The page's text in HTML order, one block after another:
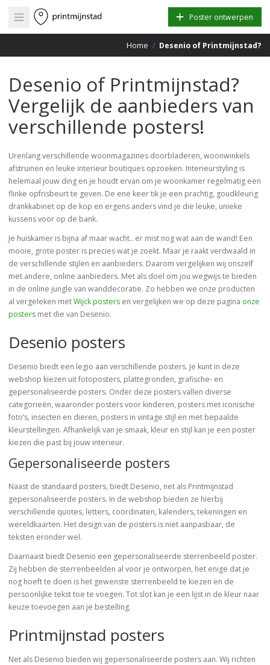
Open main menu Poster ontwerpen
Home / Desenio of Printmijnstad?
Desenio of Printmijnstad?
Vergelijk de aanbieders van
verschillende posters!
Urenlang verschillende woonmagazines doorbladeren, woonwinkels
afstruinen en leuke interieur boutiques opzoeken. Interieurstyling is
helemaal jouw ding en je houdt ervan om je woonkamer regelmatig een
flinke opfrisbeurt te geven. De ene keer tik je een prachtig, goudkleurig
drankkabinet op de kop en ergens anders vind je die leuke, unieke
kussens voor op de bank.
Je huiskamer is bijna af maar wacht.. er mist nog wat aan de wand! Een
mooie, grote poster is precies wat je zoekt. Maar je raakt verdwaald in
de verschillende stijlen en aanbieders. Daarom vergelijken wij onszelf
met andere, online aanbieders. Met als doel om jou wegwijs te bieden
in de online jungle van wanddecoratie. Zo hebben we onze producten
al vergeleken metWijck posters en vergelijken we op deze pagina onze
posters met die van Desenio.
Desenio posters
Desenio biedt een legio aan verschillende posters. Je kunt in deze
webshop kiezen uit fotoposters, plattegronden, grafische- en
gepersonaliseerde posters. Onder deze posters vallen diverse
categorieën, waaronder posters voor kinderen, posters met iconische
foto’s, insecten en dieren, posters in vintage stijl en met bepaalde
kleurstellingen. Afhankelijk van je smaak, kleur en stijl kan je een poster
kiezen die past bij jouw interieur.
Gepersonaliseerde posters
Naast de standaard posters, biedt Desenio, net als Printmijnstad
gepersonaliseerde posters. In de webshop bieden ze hierbij
verschillende quotes, letters, coördinaten, kalenders, tekeningen en
wereldkaarten. Het design van de posters is niet aanpasbaar, de
teksten eronder wel.
Daarnaast biedt Desenio een gepersonaliseerde sterrenbeeld poster.
Zij hebben de sterrenbeelden al voor je ontworpen, het enige dat je
nog hoeft te doen is het gewenste sterrenbeeld te kiezen en de
persoonlijke tekst toe te voegen. Tot slot kan je een lijst in de kleur naar
keuze toevoegen aan je bestelling.
Printmijnstad posters
Net als Desenio bieden wij gepersonaliseerde posters aan. Wij richten